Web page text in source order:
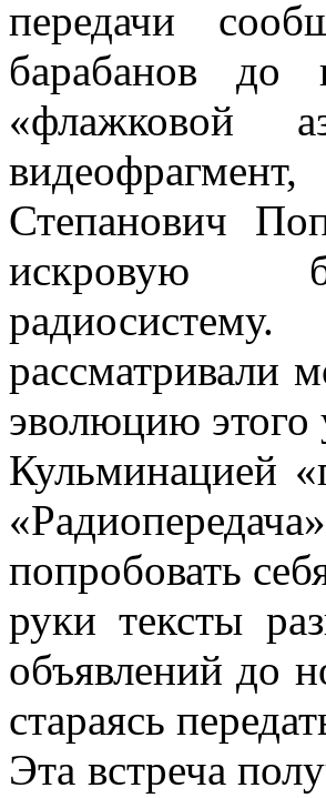
передачи
барабанов до
«флажковой
Степанович
искровую
рассматривали
эволюцию этого
Кульминацией
попробовать
руки тексты
объявлений до
стараясь
Эта встреча